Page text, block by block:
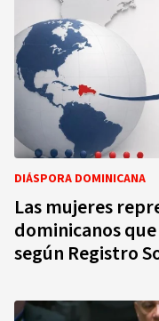
DIÁSPORA DOMINICANA
Las mujeres
dominicanos
según Registro